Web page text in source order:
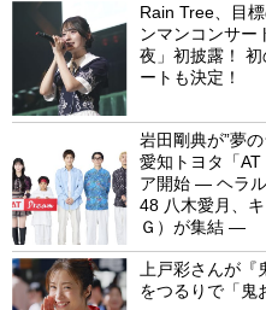
Rain Tree、目
ンマンコンサー
夜」初披露！
ートも決定！
岩田剛典が”夢
愛知トヨタ「
ア開始 ― ヘラ
48 八木愛月、
Ｇ）が集結 ―
上戸彩さんが『
をつるりで「鬼